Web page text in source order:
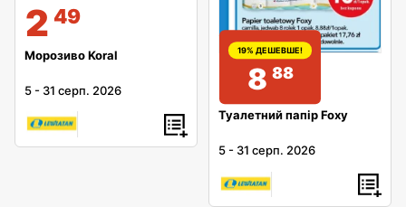
2 49
Морозиво Koral
5 - 31 серп. 2026
19% ДЕШЕВШЕ!
8 88
Туалетний папір Foxy
5 - 31 серп. 2026